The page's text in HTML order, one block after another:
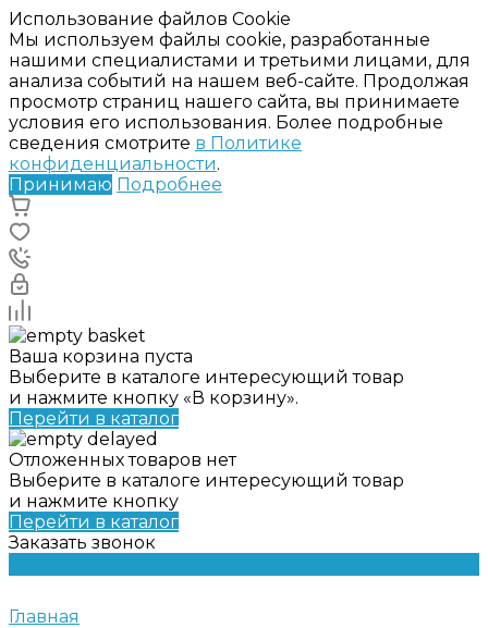
Использование файлов Cookie
Мы используем файлы cookie, разработанные
нашими специалистами и третьими лицами, для
анализа событий на нашем веб-сайте. Продолжая
просмотр страниц нашего сайта, вы принимаете
условия его использования. Более подробные
сведения смотрите в Политике
конфиденциальности.
Принимаю Подробнее
Ваша корзина пуста
Выберите в каталоге интересующий товар
и нажмите кнопку «В корзину».
Перейти в каталог
Отложенных товаров нет
Выберите в каталоге интересующий товар
и нажмите кнопку
Перейти в каталог
Заказать звонок
Главная